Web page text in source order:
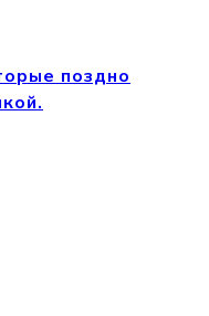
поздно